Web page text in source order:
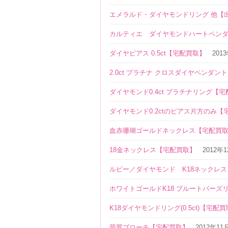
エメラルド・ダイヤモンドリング 他【
カルティエ ダイヤモンドハートペン
ダイヤピアス 0.5ct【宅配買取】
2.0ct プラチナ クロスダイヤペンダン
ダイヤモンド0.4ct プラチナリング【宅
ダイヤモンド0.2ctのピアス片方のみ【
血赤珊瑚ゴールドネックレス【宅配買
18金ネックレス【宅配買取】 2012年
ルビー／ダイヤモンド K18ネックレス
ホワイトゴールドK18 ブルートパーズ
K18ダイヤモンドリング(0.5ct)【宅配買